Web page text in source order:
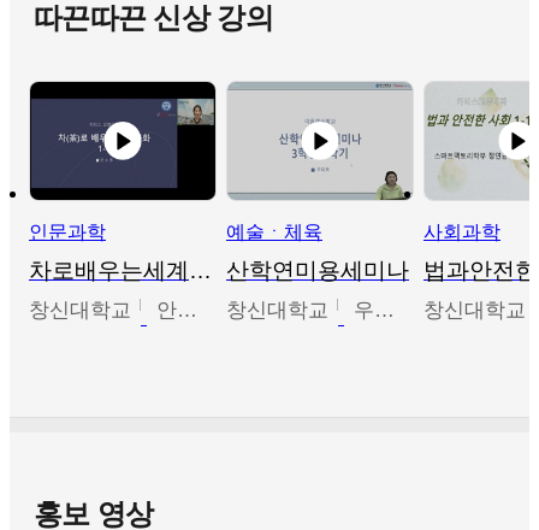
따끈따끈 신상 강의
인문과학
차로배우는세계문화
창신대학교 안소영
예술ㆍ체육
산학연미용세미나
창신대학교 우미옥,오윤경,박선이
사회과학
법과안전
창신대학교
홍보 영상